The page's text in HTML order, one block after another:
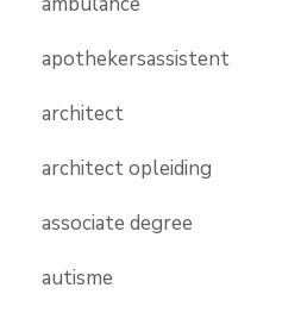
apothekersassistent
architect
architect opleiding
associate degree
autisme